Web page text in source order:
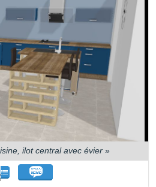
ilot central avec évier »